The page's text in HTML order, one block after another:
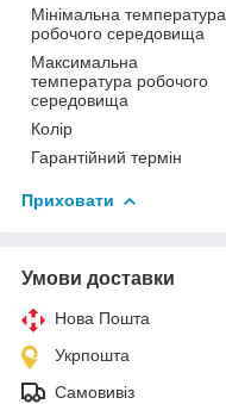
Мінімальна температура
робочого середовища
Максимальна
температура робочого
середовища
Колір
Гарантійний термін
Приховати
Умови доставки
Нова Пошта
Укрпошта
Самовивіз